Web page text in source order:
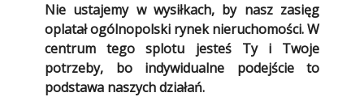
Nie ustajemy w wysiłkach, by nasz zasięg
oplatał ogólnopolski rynek nieruchomości. W
centrum tego splotu jesteś Ty i Twoje
potrzeby, bo indywidualne podejście to
podstawa naszych działań.